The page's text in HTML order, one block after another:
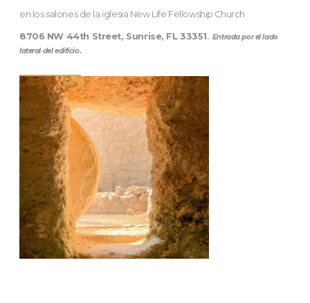
en los salones de la iglesia New Life Fellowship Church
8706 NW 44th Street, Sunrise, FL 33351. Entrada por el lado
lateral del edificio.